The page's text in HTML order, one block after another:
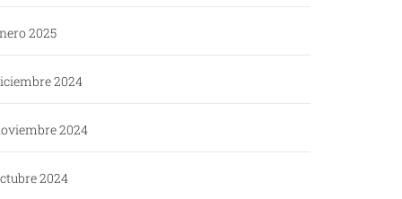
2025
2024
2024
2024